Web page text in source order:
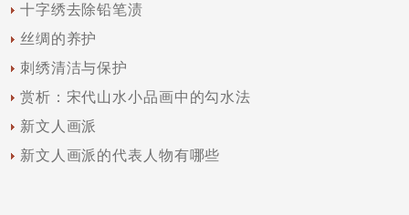
十字绣去除铅笔渍
丝绸的养护
刺绣清洁与保护
赏析：宋代山水小品画中的勾水法
新文人画派
新文人画派的代表人物有哪些